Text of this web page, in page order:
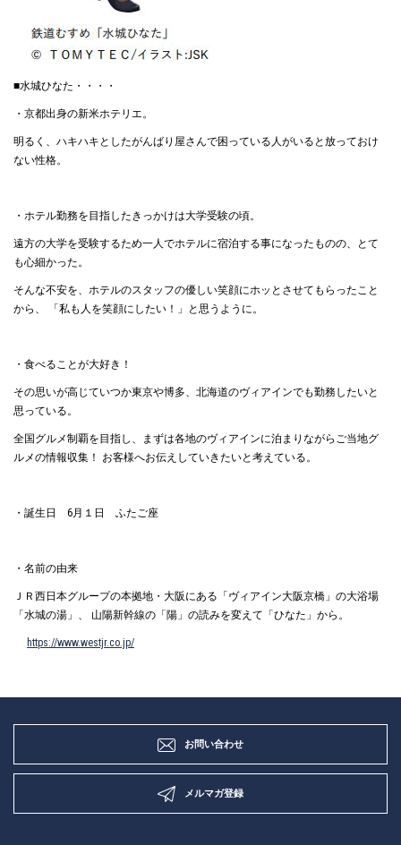
■水城ひなた・・・・
・京都出身の新米ホテリエ。
明るく、ハキハキとしたがんばり屋さんで困っている人がいると放っておけ
ない性格。
・ホテル勤務を目指したきっかけは大学受験の頃。
遠方の大学を受験するため一人でホテルに宿泊する事になったものの、とて
も心細かった。
そんな不安を、ホテルのスタッフの優しい笑顔にホッとさせてもらったこと
から、 「私も人を笑顔にしたい！」と思うように。
・食べることが大好き！
その思いが高じていつか東京や博多、北海道のヴィアインでも勤務したいと
思っている。
全国グルメ制覇を目指し、まずは各地のヴィアインに泊まりながらご当地グ
ルメの情報収集！ お客様へお伝えしていきたいと考えている。
・誕生日 6月１日 ふたご座
・名前の由来
ＪＲ西日本グループの本拠地・大阪にある「ヴィアイン大阪京橋」の大浴場
「水城の湯」、 山陽新幹線の「陽」の読みを変えて「ひなた」から。
https://www.westjr.co.jp/
お問い合わせ
メルマガ登録